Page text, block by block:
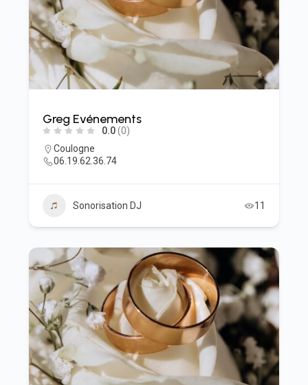
Greg Evénements
0.0(0)
Coulogne
06.19.62.36.74
Sonorisation DJ 11